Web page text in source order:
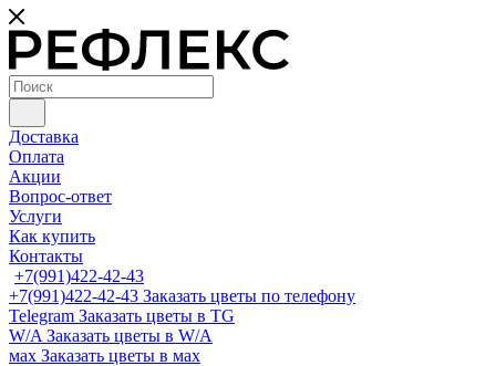
Доставка
Оплата
Акции
Вопрос-ответ
Услуги
Как купить
Контакты
+7(991)422-42-43
+7(991)422-42-43 Заказать цветы по телефону
Telegram Заказать цветы в TG
W/A Заказать цветы в W/A
мах Заказать цветы в мах